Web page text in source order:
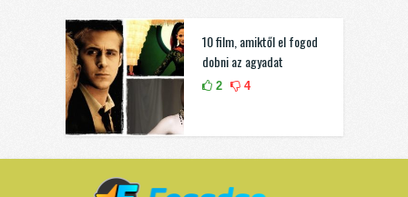
10 film, amiktől el fogod
dobni az agyadat
2 4